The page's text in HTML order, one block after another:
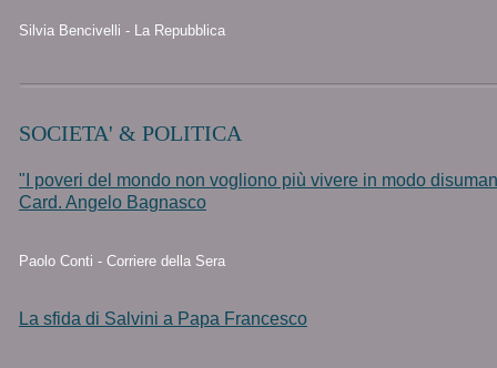
Silvia Bencivelli - La Repubblica
SOCIETA' & POLITICA
"I poveri del mondo non vogliono più vivere in modo
Card. Angelo Bagnasco
Paolo Conti - Corriere della Sera
La sfida di Salvini a Papa Francesco